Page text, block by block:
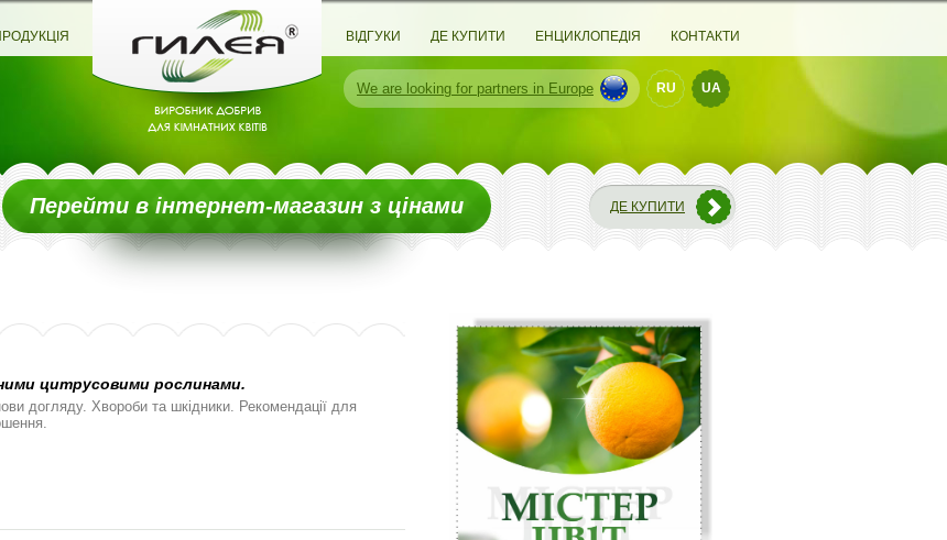
ВІДГУКИ ДЕ КУПИТИ ЕНЦИКЛОПЕДІЯ КОНТАКТИ
We are looking for partners in Europe RU UA
Перейти в інтернет-магазин з цінами ДЕ КУПИТИ
цитрусовими рослинами.
догляду. Хвороби та шкідники. Рекомендації для